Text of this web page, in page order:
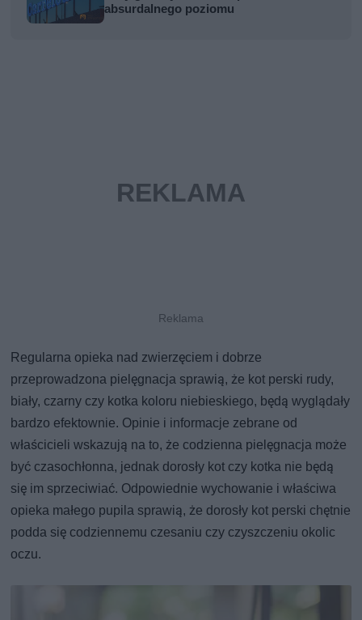
absurdalnego poziomu
Regularna opieka nad zwierzęciem i dobrze
przeprowadzona pielęgnacja sprawią, że kot perski rudy,
biały, czarny czy kotka koloru niebieskiego, będą wyglądały
bardzo efektownie. Opinie i informacje zebrane od
właścicieli wskazują na to, że codzienna pielęgnacja może
być czasochłonna, jednak dorosły kot czy kotka nie będą
się im sprzeciwiać. Odpowiednie wychowanie i właściwa
opieka małego pupila sprawią, że dorosły kot perski chętnie
podda się codziennemu czesaniu czy czyszczeniu okolic
oczu.